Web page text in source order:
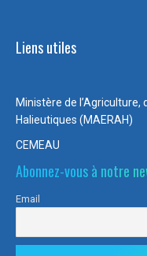
Liens utiles
Ministère de l’Agriculture,
Halieutiques (MAERAH)
CEMEAU
Abonnez-vous à notre
Email